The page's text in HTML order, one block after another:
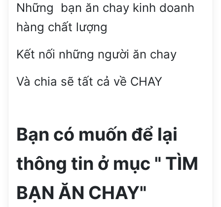
Những bạn ăn chay kinh doanh
hàng chất lượng
Kết nối những người ăn chay
Và chia sẽ tất cả về CHAY
Bạn có muốn để lại
thông tin ở mục " TÌM
BẠN ĂN CHAY"